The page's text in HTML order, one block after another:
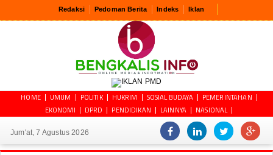
Redaksi Pedoman Berita Indeks Iklan
HOME UMUM POLITIK HUKRIM SOSIAL BUDAYA
PEMERINTAHAN
EKONOMI
DPRD PENDIDIKAN LAINNYA NASIONAL
Jum'at, 7 Agustus 2026